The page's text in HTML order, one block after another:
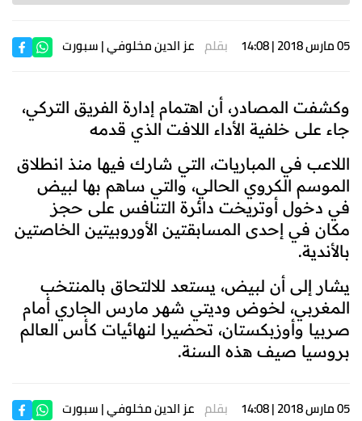
05 مارس 2018 | 14:08 بقلم عز الدين مخلوفي| سبورت
وكشفت المصادر، أن اهتمام إدارة الفريق التركي،
جاء على خلفية الأداء اللافت الذي قدمه
اللاعب في المباريات، التي شارك فيها منذ انطلاق
الموسم الكروي الحالي، والتي ساهم بها لبيض
في دخول أوتريخت دائرة التنافس على حجز
مكان في إحدى المسابقتين الأوروبيتين الخاصتين
بالأندية.
يشار إلى أن لبيض، يستعد للالتحاق بالمنتخب
المغربي، لخوض وديتي شهر مارس الجاري أمام
صربيا وأوزبكستان، تحضيرا لنهائيات كأس العالم
بروسيا صيف هذه السنة.
05 مارس 2018 | 14:08 بقلم عز الدين مخلوفي| سبورت